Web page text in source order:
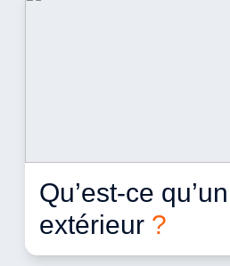
Qu’est-ce
extérieur ?